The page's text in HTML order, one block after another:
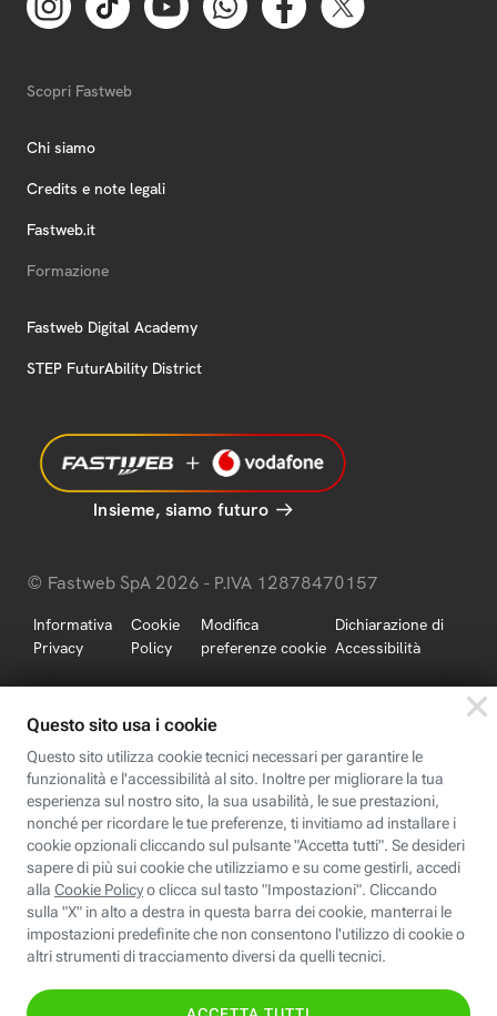
Scopri Fastweb
Chi siamo
Credits e note legali
Fastweb.it
Formazione
Fastweb Digital Academy
STEP FuturAbility District
Insieme, siamo futuro
© Fastweb SpA 2026 - P.IVA 12878470157
Informativa
Privacy
Cookie
Policy
Modifica
preferenze cookie
Dichiarazione di
Accessibilità